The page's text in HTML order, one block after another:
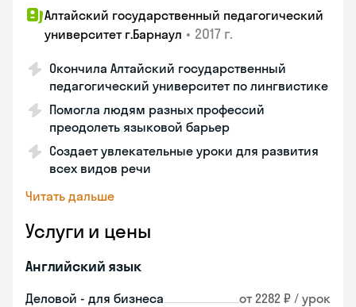
Алтайский государственный педагогический
университет г.Барнаул • 2017 г.
Окончила Алтайский государственный
педагогический университет по лингвистике
Помогла людям разных профессий
преодолеть языковой барьер
Создает увлекательные уроки для развития
всех видов речи
Читать дальше
Услуги и цены
Английский язык
Деловой - для бизнеса от 2282 ₽ / урок